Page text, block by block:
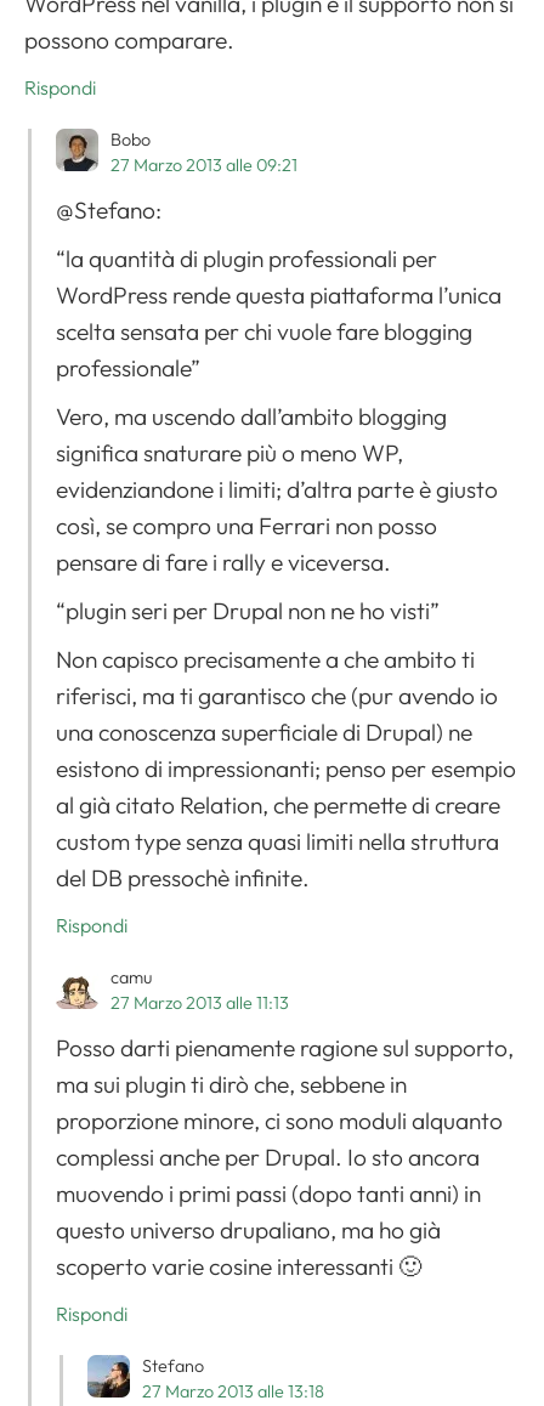
possono comparare.
Rispondi
Bobo
27 Marzo 2013 alle 09:21
@Stefano:
“la quantità di plugin professionali per
WordPress rende questa piattaforma l’unica
scelta sensata per chi vuole fare blogging
professionale”
Vero, ma uscendo dall’ambito blogging
significa snaturare più o meno WP,
evidenziandone i limiti; d’altra parte è giusto
così, se compro una Ferrari non posso
pensare di fare i rally e viceversa.
“plugin seri per Drupal non ne ho visti”
Non capisco precisamente a che ambito ti
riferisci, ma ti garantisco che (pur avendo io
una conoscenza superficiale di Drupal) ne
esistono di impressionanti; penso per esempio
al già citato Relation, che permette di creare
custom type senza quasi limiti nella struttura
del DB pressochè infinite.
Rispondi
camu
27 Marzo 2013 alle 11:13
Posso darti pienamente ragione sul supporto,
ma sui plugin ti dirò che, sebbene in
proporzione minore, ci sono moduli alquanto
complessi anche per Drupal. Io sto ancora
muovendo i primi passi (dopo tanti anni) in
questo universo drupaliano, ma ho già
scoperto varie cosine interessanti 🙂
Rispondi
Stefano
27 Marzo 2013 alle 13:18
Apri il menu di navigazione